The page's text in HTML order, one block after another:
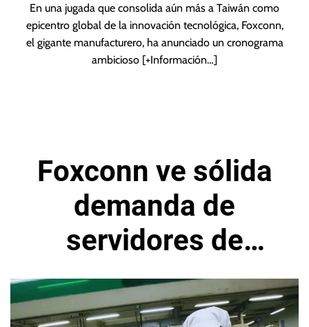
En una jugada que consolida aún más a Taiwán como
epicentro global de la innovación tecnológica, Foxconn,
el gigante manufacturero, ha anunciado un cronograma
ambicioso [+Información…]
Foxconn ve sólida
demanda de
servidores de
Inteligencia
Artificial